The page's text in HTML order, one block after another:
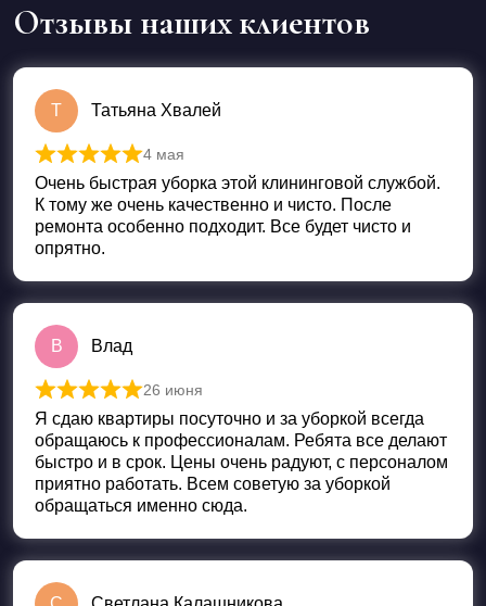
Отзывы наших клиентов
Т Татьяна Хвалей
Оценка
4 мая
Очень быстрая уборка этой клининговой службой.
К тому же очень качественно и чисто. После
ремонта особенно подходит. Все будет чисто и
опрятно.
В Влад
Оценка
26 июня
Я сдаю квартиры посуточно и за уборкой всегда
обращаюсь к профессионалам. Ребята все делают
быстро и в срок. Цены очень радуют, с персоналом
приятно работать. Всем советую за уборкой
обращаться именно сюда.